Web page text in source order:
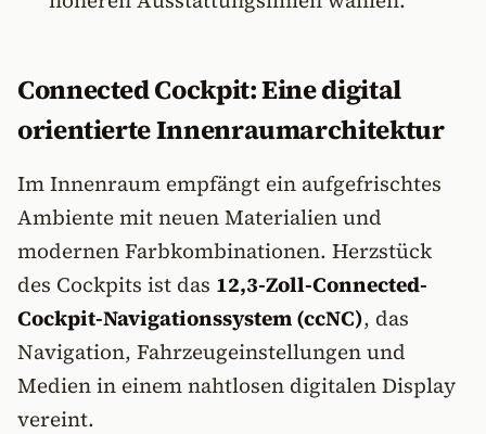
Connected Cockpit: Eine digital
orientierte Innenraumarchitektur
Im Innenraum empfängt ein aufgefrischtes
Ambiente mit neuen Materialien und
modernen Farbkombinationen. Herzstück
des Cockpits ist das 12,3-Zoll-Connected-
Cockpit-Navigationssystem (ccNC), das
Navigation, Fahrzeugeinstellungen und
Medien in einem nahtlosen digitalen Display
vereint.